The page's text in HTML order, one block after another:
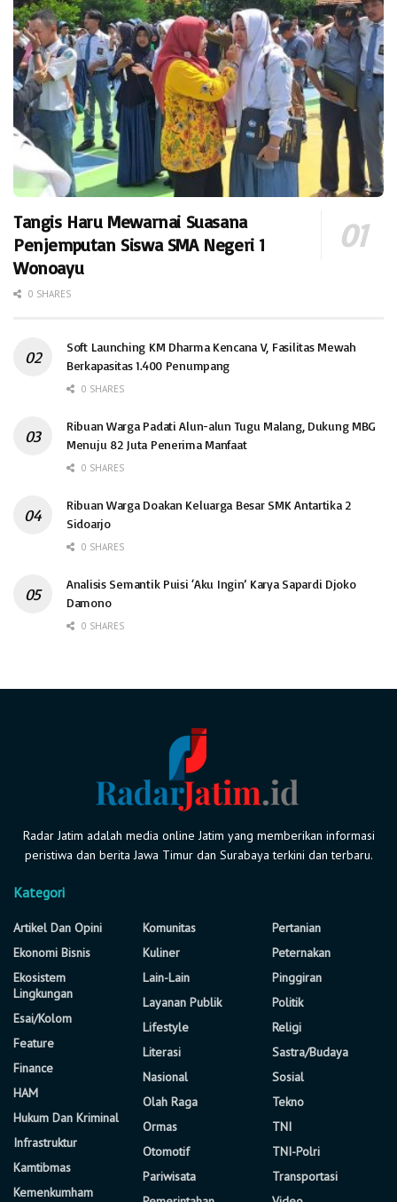
Tangis Haru Mewarnai Suasana
Penjemputan Siswa SMA Negeri 1
Wonoayu
0 SHARES
Soft Launching KM Dharma Kencana V, Fasilitas Mewah
Berkapasitas 1.400 Penumpang
0 SHARES
Ribuan Warga Padati Alun-alun Tugu Malang, Dukung MBG
Menuju 82 Juta Penerima Manfaat
0 SHARES
Ribuan Warga Doakan Keluarga Besar SMK Antartika 2
Sidoarjo
0 SHARES
Analisis Semantik Puisi ‘Aku Ingin’ Karya Sapardi Djoko
Damono
0 SHARES
Radar Jatim adalah media online Jatim yang memberikan informasi
peristiwa dan berita Jawa Timur dan Surabaya terkini dan terbaru.
Kategori
Artikel Dan Opini
Ekonomi Bisnis
Ekosistem
Lingkungan
Esai/Kolom
Feature
Finance
HAM
Hukum Dan Kriminal
Infrastruktur
Kamtibmas
Kemenkumham
Komunitas
Kuliner
Lain-Lain
Layanan Publik
Lifestyle
Literasi
Nasional
Olah Raga
Ormas
Otomotif
Pariwisata
Pertanian
Peternakan
Pinggiran
Politik
Religi
Sastra/Budaya
Sosial
Tekno
TNI
TNI-Polri
Transportasi